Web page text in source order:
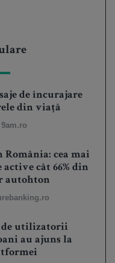
de încurajare
din viață
9am.ro
România: cea mai
cât 66% din
autohton
de utilizatorii
au ajuns la